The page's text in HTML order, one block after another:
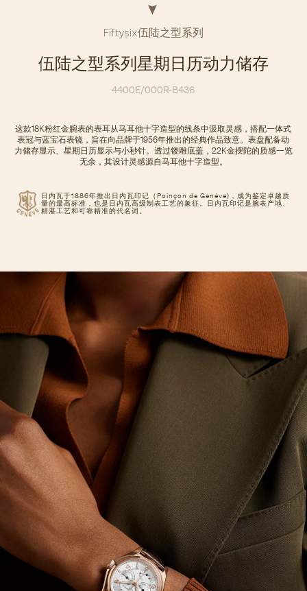
Fiftysix伍陆之型系列
伍陆之型系列星期日历动力储存
4400E/000R-B436
日内瓦于1886年推出日内瓦印记（Poinçon de Genève)，成为鉴定卓越质
量的最高标准，也是日内瓦高级制表工艺的象征。日内瓦印记是腕表产地、
精湛工艺和可靠精准的代名词。
这款18K粉红金腕表的表耳从马耳他十字造型的线条中汲取灵感，搭配一体式
表冠与蓝宝石表镜，旨在向品牌于1956年推出的经典作品致意。表盘配备动
力储存显示、星期日历显示与小秒针。透过镂雕底盖，22K金摆陀的质感一览
无余，其设计灵感源自马耳他十字造型。